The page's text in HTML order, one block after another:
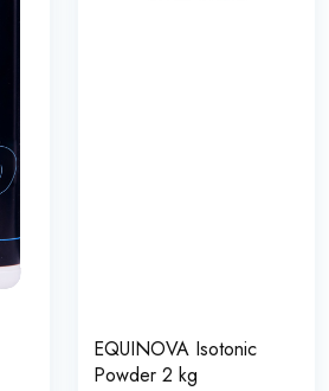
EQUINOVA Isotonic
Powder 2 kg